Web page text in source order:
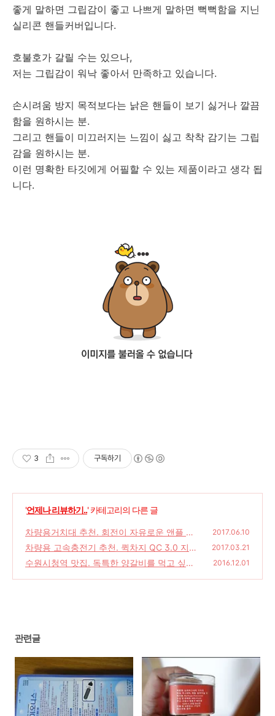
좋게 말하면 그립감이 좋고 나쁘게 말하면 뻑뻑함을 지닌
실리콘 핸들커버입니다.
호불호가 갈릴 수는 있으나,
저는 그립감이 워낙 좋아서 만족하고 있습니다.
손시려움 방지 목적보다는 낡은 핸들이 보기 싫거나 깔끔
함을 원하시는 분.
그리고 핸들이 미끄러지는 느낌이 싫고 착착 감기는 그립
감을 원하시는 분.
이런 명확한 타깃에게 어필할 수 있는 제품이라고 생각 됩
니다.
3 구독하기
'언제나 리뷰하기..' 카테고리의 다른 글
차량용거치대 추천. 회전이 자유로운 앤플 슈
퍼 마그네틱 거치대.
(0)
2017.06.10
차량용 고속충전기 추천. 퀵차지 QC 3.0 지원
클레오스 3포츠 충전기.
(0)
2017.03.21
수원시청역 맛집. 독특한 양갈비를 먹고 싶다
2016.12.01
관련글